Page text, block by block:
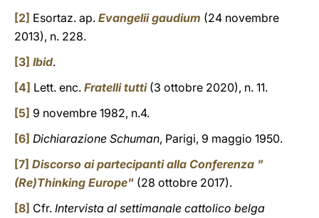
[2] Esortaz. ap. Evangelii gaudium (24 novembre
2013), n. 228.
[3] Ibid.
[4] Lett. enc. Fratelli tutti (3 ottobre 2020), n. 11.
[5] 9 novembre 1982, n.4.
[6] Dichiarazione Schuman, Parigi, 9 maggio 1950.
[7] Discorso ai partecipanti alla Conferenza "
(Re)Thinking Europe" (28 ottobre 2017).
[8] Cfr. Intervista al settimanale cattolico belga